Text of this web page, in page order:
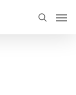
search